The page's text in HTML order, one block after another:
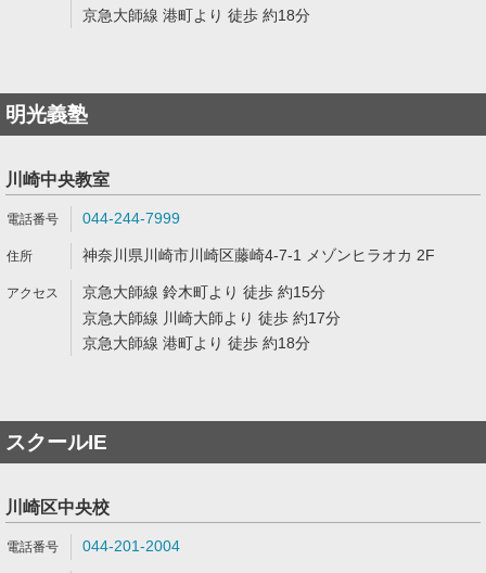
京急大師線 港町より 徒歩 約18分
明光義塾
川崎中央教室
044-244-7999
神奈川県川崎市川崎区藤崎4-7-1 メゾンヒラオカ 2F
京急大師線 鈴木町より 徒歩 約15分
京急大師線 川崎大師より 徒歩 約17分
京急大師線 港町より 徒歩 約18分
スクールIE
川崎区中央校
044-201-2004